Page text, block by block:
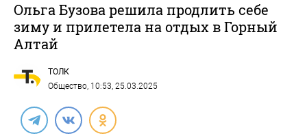
Ольга Бузова решила продлить себе
зиму и прилетела на отдых в Горный
Алтай
ТОЛК
Общество, 10:53, 25.03.2025